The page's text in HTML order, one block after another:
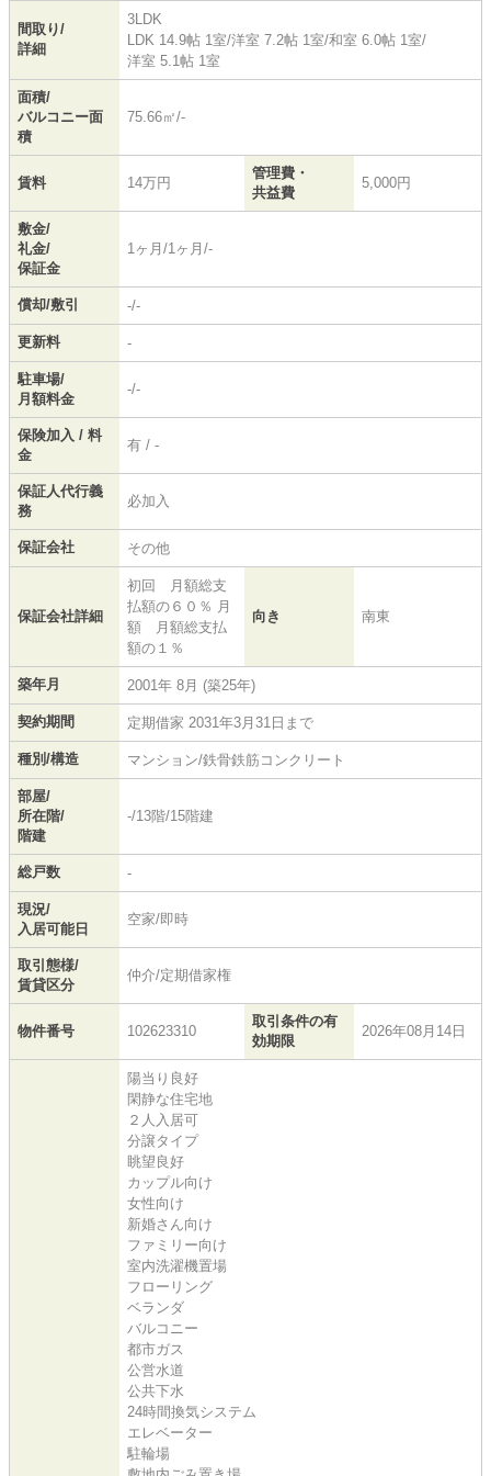
間取り/
詳細
3LDK
LDK 14.9帖 1室/洋室 7.2帖 1室/和室 6.0帖 1室/
洋室 5.1帖 1室
面積/
バルコニー面
積
75.66㎡/-
賃料 14万円
管理費・
共益費
5,000円
敷金/
礼金/
保証金
1ヶ月/1ヶ月/-
償却/敷引 -/-
更新料 -
駐車場/
月額料金
-/-
保険加入 / 料
金
有 / -
保証人代行義
務
必加入
保証会社 その他
保証会社詳細
初回 月額総支
払額の６０％ 月
額 月額総支払
額の１％
向き 南東
築年月 2001年 8月 (築25年)
契約期間 定期借家 2031年3月31日まで
種別/構造 マンション/鉄骨鉄筋コンクリート
部屋/
所在階/
階建
-/13階/15階建
総戸数 -
現況/
入居可能日
空家/即時
取引態様/
賃貸区分
仲介/定期借家権
物件番号 102623310
取引条件の有
効期限
2026年08月14日
陽当り良好
閑静な住宅地
２人入居可
分譲タイプ
眺望良好
カップル向け
女性向け
新婚さん向け
ファミリー向け
室内洗濯機置場
フローリング
ベランダ
バルコニー
都市ガス
公営水道
公共下水
24時間換気システム
エレベーター
駐輪場